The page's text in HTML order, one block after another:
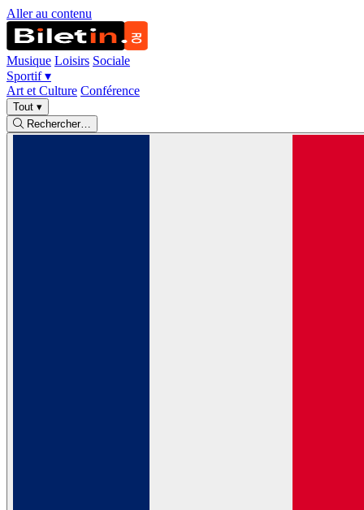
Aller au contenu
Musique Loisirs Sociale
Sportif▾
Art et Culture Conférence
Tout ▾
Rechercher…